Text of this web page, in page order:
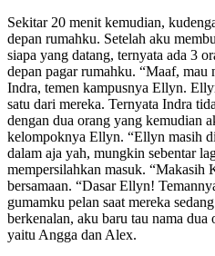
Sekitar 20 menit kemudian,
depan rumahku. Setelah aku
siapa yang datang, ternyata ada 3
depan pagar rumahku. “Maaf, mau
Indra, temen kampusnya Ellyn.
satu dari mereka. Ternyata Indra
dengan dua orang yang kemudian
kelompoknya Ellyn. “Ellyn masih
dalam aja yah, mungkin sebentar
mempersilahkan masuk.
bersamaan. “Dasar Ellyn!
gumamku pelan saat mereka
berkenalan, aku baru tau nama
yaitu Angga dan Alex.